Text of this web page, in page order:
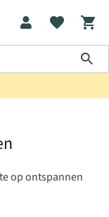
op ontspannen